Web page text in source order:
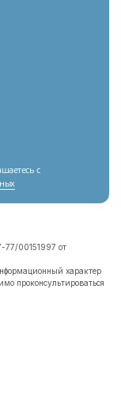
с
77/00151997 от
характер
проконсультироваться